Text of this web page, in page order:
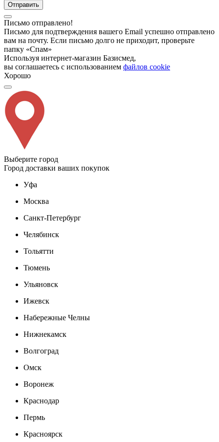
Отправить
Письмо отправлено!
Письмо для подтверждения вашего Email успешно отправлено
вам на почту. Если письмо долго не приходит, проверьте
папку «Спам»
Используя интернет-магазин Базисмед,
вы соглашаетесь с использованием файлов cookie
Хорошо
Выберите город
Город доставки ваших покупок
Уфа
Москва
Санкт-Петербург
Челябинск
Тольятти
Тюмень
Ульяновск
Ижевск
Набережные Челны
Нижнекамск
Волгоград
Омск
Воронеж
Краснодар
Пермь
Красноярск